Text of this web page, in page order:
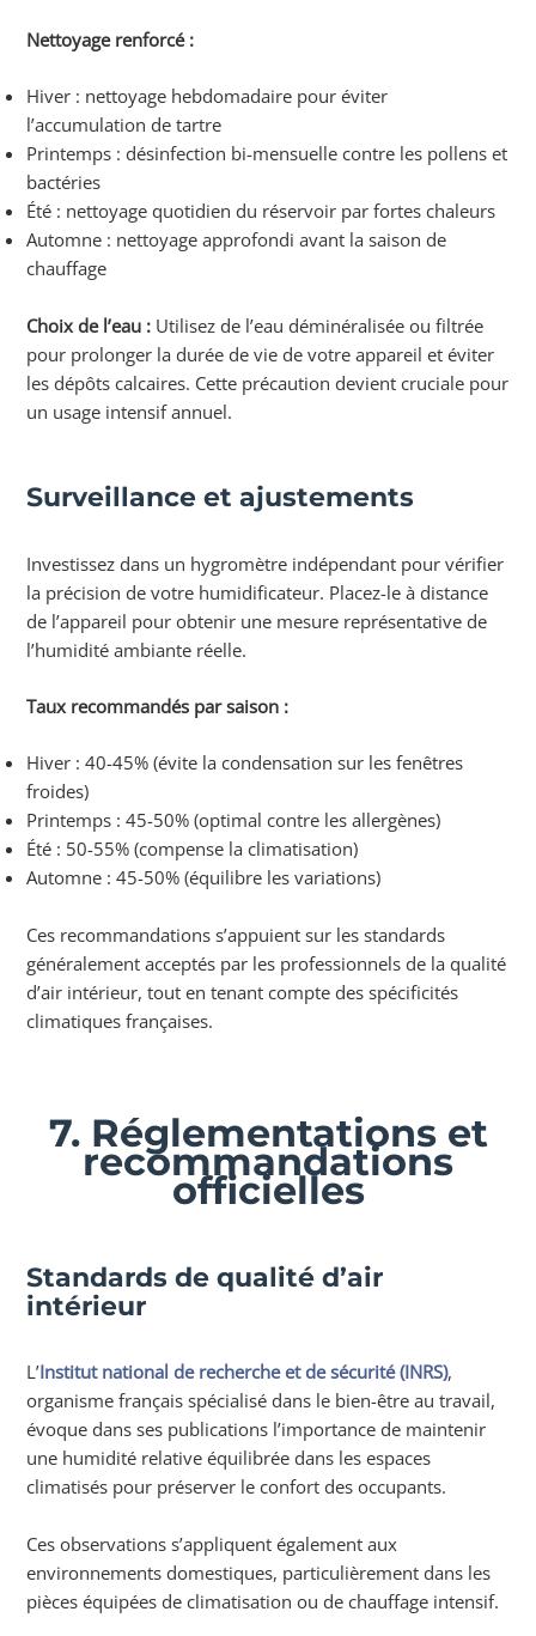
Nettoyage renforcé :
Hiver : nettoyage hebdomadaire pour éviter
l’accumulation de tartre
Printemps : désinfection bi-mensuelle contre les pollens et
bactéries
Été : nettoyage quotidien du réservoir par fortes chaleurs
Automne : nettoyage approfondi avant la saison de
chauffage
Choix de l’eau : Utilisez de l’eau déminéralisée ou filtrée
pour prolonger la durée de vie de votre appareil et éviter
les dépôts calcaires. Cette précaution devient cruciale pour
un usage intensif annuel.
Surveillance et ajustements
Investissez dans un hygromètre indépendant pour vérifier
la précision de votre humidificateur. Placez-le à distance
de l’appareil pour obtenir une mesure représentative de
l’humidité ambiante réelle.
Taux recommandés par saison :
Hiver : 40-45% (évite la condensation sur les fenêtres
froides)
Printemps : 45-50% (optimal contre les allergènes)
Été : 50-55% (compense la climatisation)
Automne : 45-50% (équilibre les variations)
Ces recommandations s’appuient sur les standards
généralement acceptés par les professionnels de la qualité
d’air intérieur, tout en tenant compte des spécificités
climatiques françaises.
7. Réglementations et
recommandations
officielles
Standards de qualité d’air
intérieur
L’Institut national de recherche et de sécurité (INRS),
organisme français spécialisé dans le bien-être au travail,
évoque dans ses publications l’importance de maintenir
une humidité relative équilibrée dans les espaces
climatisés pour préserver le confort des occupants.
Ces observations s’appliquent également aux
environnements domestiques, particulièrement dans les
pièces équipées de climatisation ou de chauffage intensif.